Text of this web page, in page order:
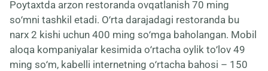
Poytaxtda arzon restoranda ovqatlanish 70 ming
soʻmni tashkil etadi. Oʻrta darajadagi restoranda bu
narx 2 kishi uchun 400 ming soʻmga baholangan. Mobil
aloqa kompaniyalar kesimida oʻrtacha oylik toʻlov 49
ming soʻm, kabelli internetning oʻrtacha bahosi – 150